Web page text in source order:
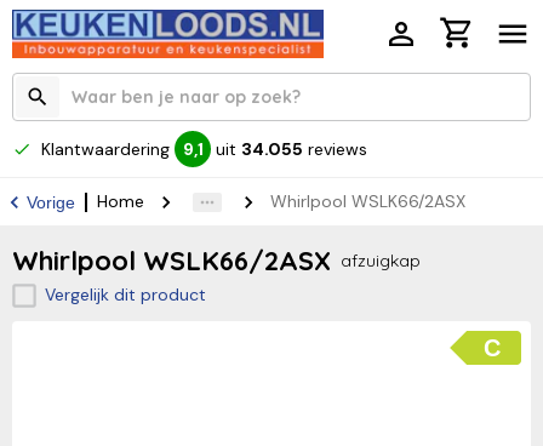
Klantwaardering 9,1 uit 34.055 reviews
Vorige Home Whirlpool WSLK66/2ASX
Whirlpool WSLK66/2ASX afzuigkap
Vergelijk dit product
C